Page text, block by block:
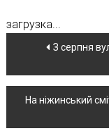
загрузка...
Навігація
по
новині
З серпня
На ніжинський